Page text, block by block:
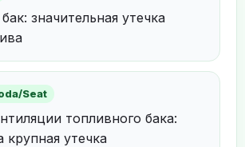
значительная утечка
Seat
топливного бака:
крупная утечка